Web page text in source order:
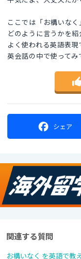
ここでは「お構いな
どのように言うかを紹
よく使われる英語表現
英会話の中で使ってみ
シェア
関連する質問
お構いなく を英語で教